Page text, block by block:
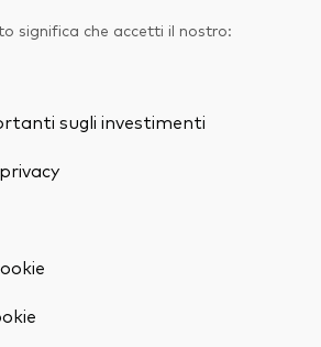
significa che accetti il nostro:
sugli investimenti